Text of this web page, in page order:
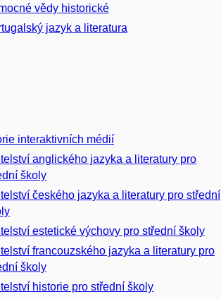
vědy historické
jazyk a literatura
interaktivních médií
anglického jazyka a literatury pro
školy
českého jazyka a literatury pro střední
estetické výchovy pro střední školy
francouzského jazyka a literatury pro
školy
historie pro střední školy